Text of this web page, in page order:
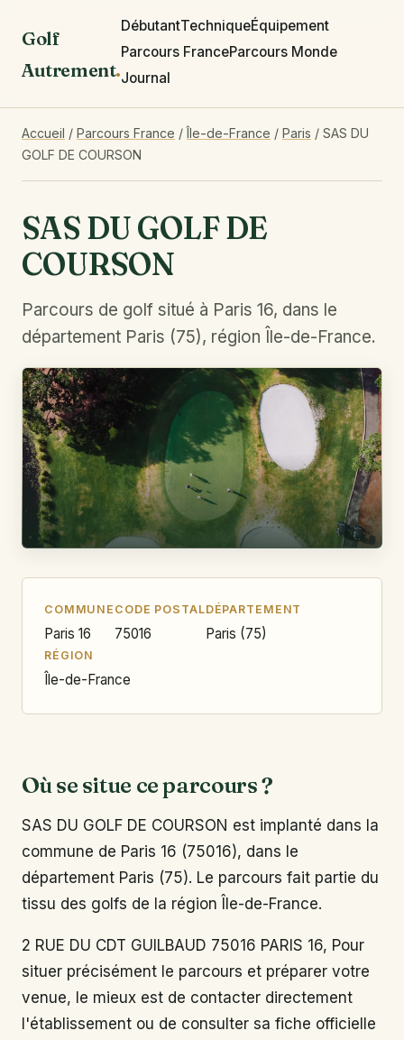
Golf
Autrement.
DébutantTechniqueÉquipement
Parcours FranceParcours Monde
Journal
Accueil / Parcours France /Île-de-France / Paris / SAS DU
GOLF DE COURSON
SAS DU GOLF DE
COURSON
Parcours de golf situé à Paris 16, dans le
département Paris (75), région Île-de-France.
COMMUNE
Paris 16
CODE POSTAL
75016
DÉPARTEMENT
Paris (75)
RÉGION
Île-de-France
Où se situe ce parcours ?
SAS DU GOLF DE COURSON est implanté dans la
commune de Paris 16 (75016), dans le
département Paris (75). Le parcours fait partie du
tissu des golfs de la région Île-de-France.
2 RUE DU CDT GUILBAUD 75016 PARIS 16, Pour
situer précisément le parcours et préparer votre
venue, le mieux est de contacter directement
l'établissement ou de consulter sa fiche officielle